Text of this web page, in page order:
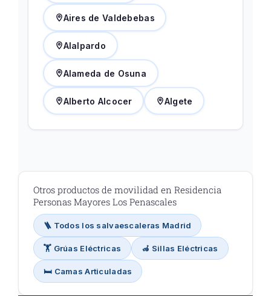
Aires de Valdebebas
Alalpardo
Alameda de Osuna
Alberto Alcocer Algete
Otros productos de movilidad en Residencia
Personas Mayores Los Penascales
🪜 Todos los salvaescaleras Madrid
🏋️ Grúas Eléctricas 🦽 Sillas Eléctricas
🛏️ Camas Articuladas